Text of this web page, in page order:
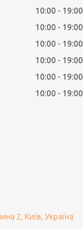
10:00
19:00
10:00
19:00
10:00
19:00
10:00
19:00
10:00
19:00
10:00 19:00
2, Київ, Україна